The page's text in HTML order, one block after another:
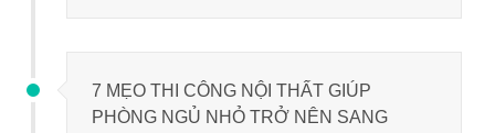
7 MẸO THI CÔNG NỘI THẤT GIÚP
PHÒNG NGỦ NHỎ TRỞ NÊN SANG